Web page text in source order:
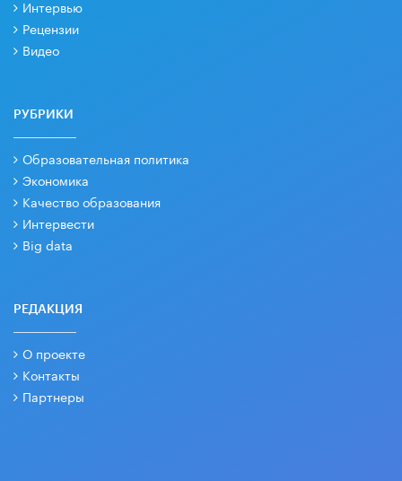
Интервью
Рецензии
Видео
РУБРИКИ
Образовательная политика
Экономика
Качество образования
Интервести
Big data
РЕДАКЦИЯ
О проекте
Контакты
Партнеры